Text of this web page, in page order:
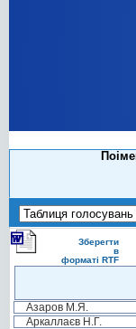
Зберегти
в
форматі RTF
Азаров М.Я.
Аркаллаєв Н.Г.